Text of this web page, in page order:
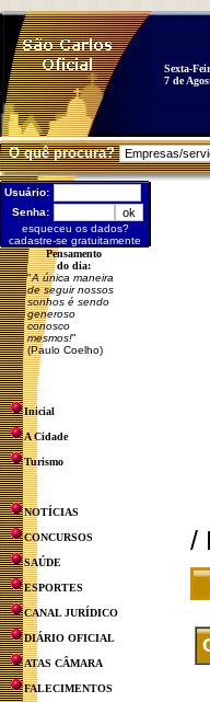
Sexta-
7 de
O quê procura?
Usuário:
Senha:
esqueceu os dados?
cadastre-se gratuitamente
Pensamento
do dia:
"A única maneira
de seguir nossos
sonhos é sendo
generoso
conosco
mesmos!"
(Paulo Coelho)
Inicial
A Cidade
Turismo
NOTÍCIAS
CONCURSOS
SAÚDE
ESPORTES
CANAL JURÍDICO
DIÁRIO OFICIAL
ATAS CÂMARA
FALECIMENTOS
/